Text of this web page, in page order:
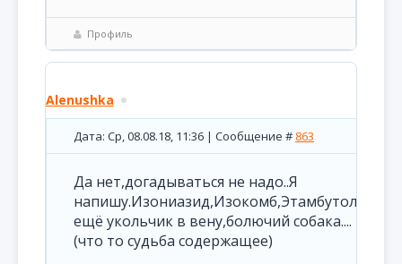
Профиль
Alenushka
Дата: Ср, 08.08.18, 11:36 | Сообщение # 863
Да нет,догадываться не надо..Я
напишу.Изониазид,Изокомб,Этамбутол..И
ещё укольчик в вену,болючий собака....
(что то судьба содержащее)